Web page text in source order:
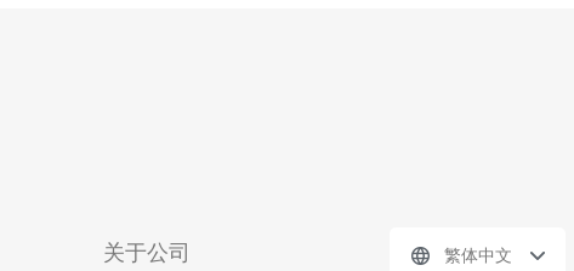
关于公司 繁体中文